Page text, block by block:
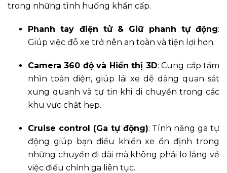
trong những tình huống khẩn cấp.
Phanh tay điện tử & Giữ phanh tự động:
Giúp việc đỗ xe trở nên an toàn và tiện lợi hơn.
Camera 360 độ và Hiển thị 3D: Cung cấp tầm
nhìn toàn diện, giúp lái xe dễ dàng quan sát
xung quanh và tự tin khi di chuyển trong các
khu vực chật hẹp.
Cruise control (Ga tự động): Tính năng ga tự
động giúp bạn điều khiển xe ổn định trong
những chuyến đi dài mà không phải lo lắng về
việc điều chỉnh ga liên tục.